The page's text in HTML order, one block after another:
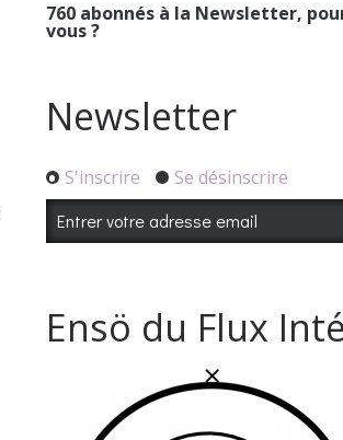
760abonnés à la Newsletter,
vous ?
Newsletter
S'inscrire Se désinscrire
Ensö du Flux